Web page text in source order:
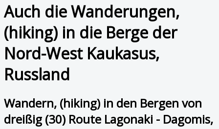
Auch die Wanderungen,
(hiking) in die Berge der
Nord-West Kaukasus,
Russland
Wandern, (hiking) in den Bergen von
dreißig (30) Route Lagonaki - Dagomis,